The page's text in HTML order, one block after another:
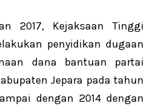
2017, Kejaksaan Tinggi
penyidikan dugaan
dana bantuan partai
Jepara pada tahun
dengan 2014 dengan